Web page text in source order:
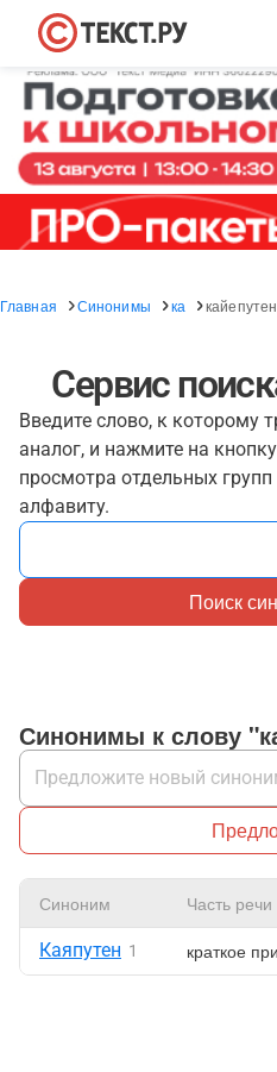
Главная Синонимы ка кайепутен
Сервис
Введите слово, к которому
аналог, и нажмите на
просмотра отдельных
алфавиту.
Поиск
Синонимы к слову
Синоним Часть речи
Каяпутен 1 краткое